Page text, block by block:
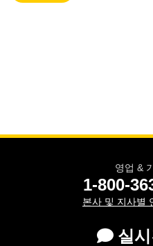
영업 &
1-800-
본사 및 지사별
실